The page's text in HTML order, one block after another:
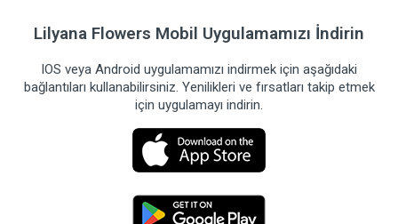
Lilyana Flowers Mobil Uygulamamızı İndirin
IOS veya Android uygulamamızı indirmek için aşağıdaki
bağlantıları kullanabilirsiniz. Yenilikleri ve fırsatları takip etmek
için uygulamayı indirin.